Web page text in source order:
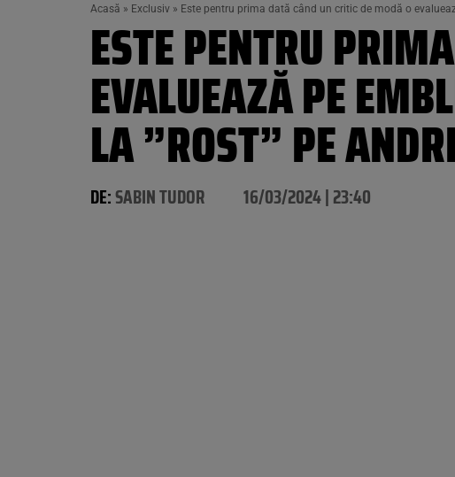
Acasă » Exclusiv » Este pentru prima dată când un critic de modă o
ESTE PENTRU
EVALUEAZĂ PE
LA ”ROST” PE
DE:SABIN TUDOR 16/03/2024 | 23:40